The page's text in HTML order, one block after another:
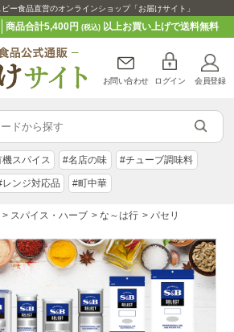
ー食品直営のオンラインショップ「お届けサイト」
商品合計5,400円 (税込)以上お買い上げで送料無料
お問い合わせ ログイン 会員登録
機スパイス #名店の味 #チューブ調味料
レンジ対応品 #町中華
> スパイス・ハーブ > な～は行 > パセリ